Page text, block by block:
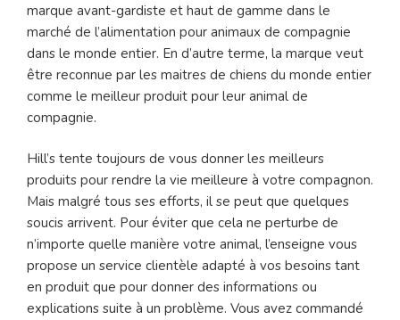
marque avant-gardiste et haut de gamme dans le
marché de l’alimentation pour animaux de compagnie
dans le monde entier. En d’autre terme, la marque veut
être reconnue par les maitres de chiens du monde entier
comme le meilleur produit pour leur animal de
compagnie.
Hill’s tente toujours de vous donner les meilleurs
produits pour rendre la vie meilleure à votre compagnon.
Mais malgré tous ses efforts, il se peut que quelques
soucis arrivent. Pour éviter que cela ne perturbe de
n’importe quelle manière votre animal, l’enseigne vous
propose un service clientèle adapté à vos besoins tant
en produit que pour donner des informations ou
explications suite à un problème. Vous avez commandé